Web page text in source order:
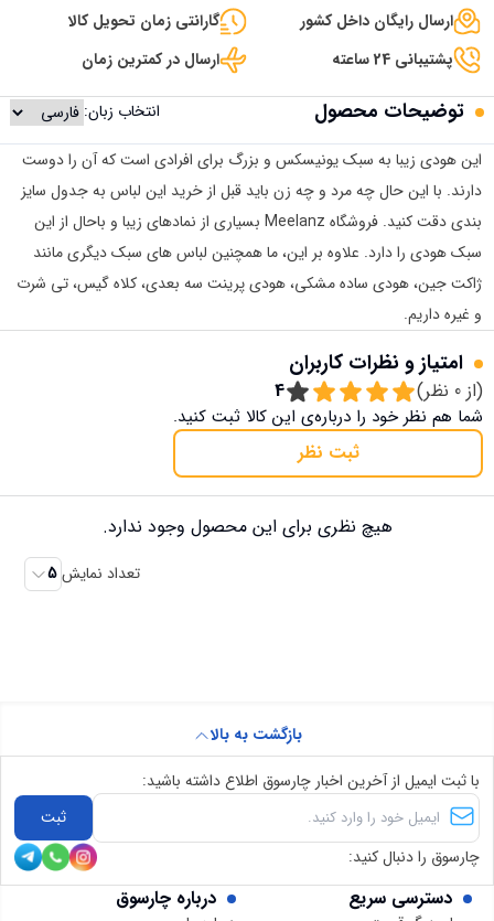
ارسال رایگان داخل کشور
گارانتی زمان تحویل کالا
پشتیبانی 24 ساعته
ارسال در کمترین زمان
توضیحات محصول
انتخاب زبان:
این هودی زیبا به سبک یونیسکس و بزرگ برای افرادی است که آن را دوست
دارند. با این حال چه مرد و چه زن باید قبل از خرید این لباس به جدول سایز
بندی دقت کنید. فروشگاه Meelanz بسیاری از نمادهای زیبا و باحال از این
سبک هودی را دارد. علاوه بر این، ما همچنین لباس های سبک دیگری مانند
ژاکت جین، هودی ساده مشکی، هودی پرینت سه بعدی، کلاه گیس، تی شرت
و غیره داریم.
امتیاز و نظرات کاربران
(از 0 نظر) 4
شما هم نظر خود را درباره‌ی این کالا ثبت کنید.
ثبت نظر
هیچ نظری برای این محصول وجود ندارد.
تعداد نمایش 5
دسترسی سریع درباره چارسوق
بازگشت به بالا
با ثبت ایمیل از آخرین اخبار چارسوق اطلاع داشته باشید:
ثبت
چارسوق را دنبال کنید: